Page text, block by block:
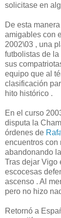
solicitase en
De esta
amigables con
2002\03 , una
futbolistas de la
sus
equipo que al
clasificación
hito histórico .
En el curso
disputa la
órdenes de
encuentros con
abandonando
Tras dejar Vigo
escocesas
ascenso . Al
pero no hizo
Retornó a